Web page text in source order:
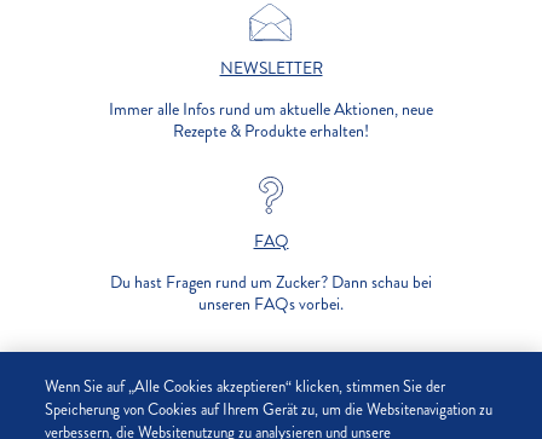
NEWSLETTER
Immer alle Infos rund um aktuelle Aktionen, neue
Rezepte & Produkte erhalten!
FAQ
Du hast Fragen rund um Zucker? Dann schau bei
unseren FAQs vorbei.
UNTERNEHMEN
Wenn Sie auf „Alle Cookies akzeptieren“ klicken, stimmen Sie der
Speicherung von Cookies auf Ihrem Gerät zu, um die Websitenavigation zu
verbessern, die Websitenutzung zu analysieren und unsere